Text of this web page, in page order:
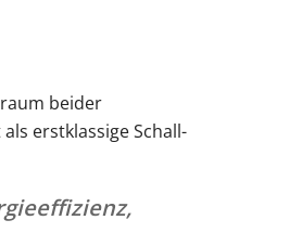
beider
erstklassige Schall-